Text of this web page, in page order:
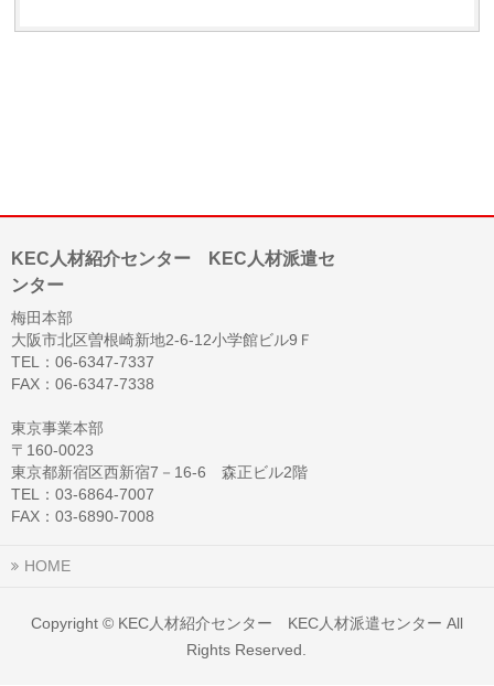
KEC人材紹介センター KEC人材派遣セ
ンター
梅田本部
大阪市北区曽根崎新地2-6-12小学館ビル9Ｆ
TEL：06-6347-7337
FAX：06-6347-7338
東京事業本部
〒160-0023
東京都新宿区西新宿7－16-6 森正ビル2階
TEL：03-6864-7007
FAX：03-6890-7008
HOME
Copyright © KEC人材紹介センター KEC人材派遣センター All
Rights Reserved.